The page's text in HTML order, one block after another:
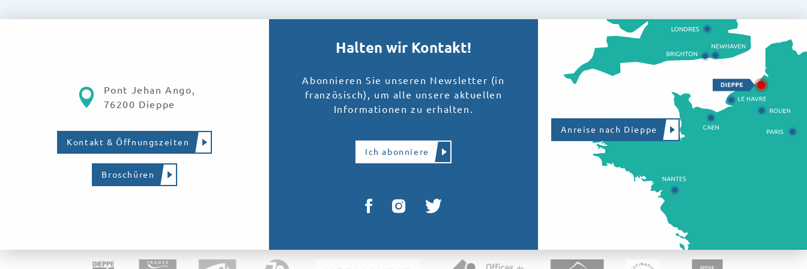
Pont Jehan Ango,
76200 Dieppe
Kontakt & Öffnungszeiten
Broschüren
Halten wir Kontakt!
Abonnieren Sie unseren Newsletter (in
französisch), um alle unsere aktuellen
Informationen zu erhalten.
Ich abonniere
Anreise nach Dieppe